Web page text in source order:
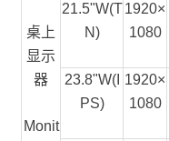
桌上
显示
器
Monit
21.5"W(T
N)
1920×
1080
23.8"W(I
PS)
1920×
1080